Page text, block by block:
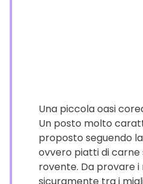
Una piccola oasi
Un posto molto
proposto seguendo
ovvero piatti di carne
rovente. Da provare i